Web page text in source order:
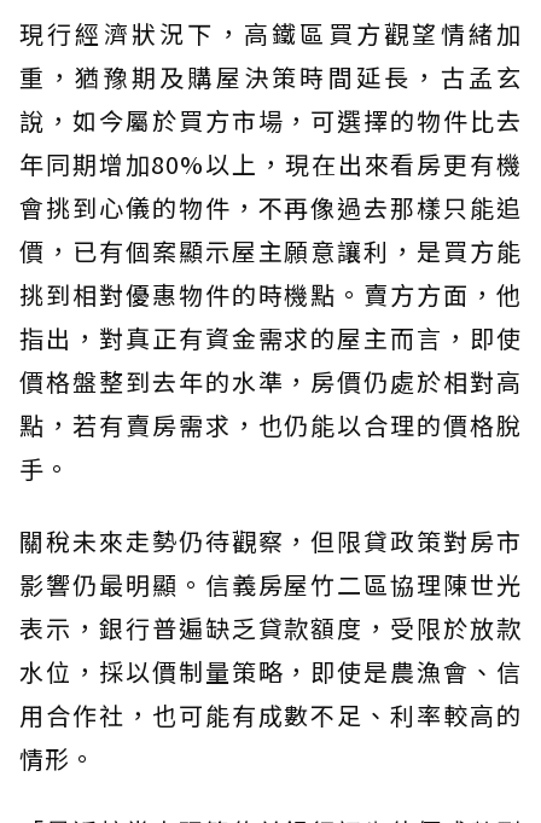
現行經濟狀況下，高鐵區買方觀望情緒加
重，猶豫期及購屋決策時間延長，古孟玄
說，如今屬於買方市場，可選擇的物件比去
年同期增加80%以上，現在出來看房更有機
會挑到心儀的物件，不再像過去那樣只能追
價，已有個案顯示屋主願意讓利，是買方能
挑到相對優惠物件的時機點。賣方方面，他
指出，對真正有資金需求的屋主而言，即使
價格盤整到去年的水準，房價仍處於相對高
點，若有賣房需求，也仍能以合理的價格脫
手。
關稅未來走勢仍待觀察，但限貸政策對房市
影響仍最明顯。信義房屋竹二區協理陳世光
表示，銀行普遍缺乏貸款額度，受限於放款
水位，採以價制量策略，即使是農漁會、信
用合作社，也可能有成數不足、利率較高的
情形。